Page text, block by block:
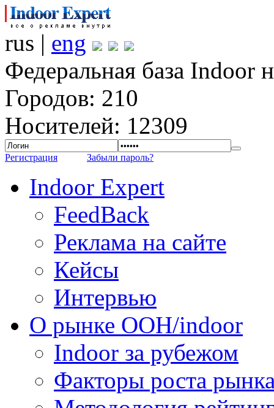
rus | eng
Федеральная база Indoor
Городов: 210
Носителей: 12309
Регистрация Забыли пароль?
Indoor Expert
FeedBack
Реклама на сайте
Кейсы
Интервью
О рынке OOH/indoor
Indoor за рубежом
Факторы роста